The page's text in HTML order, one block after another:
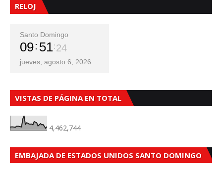
RELOJ
Santo Domingo
09 51 25
jueves, agosto 6, 2026
VISTAS DE PÁGINA EN TOTAL
4,462,744
EMBAJADA DE ESTADOS UNIDOS SANTO DOMINGO